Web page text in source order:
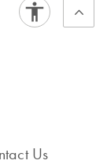
과정을
준비하는
응용 분
분석에
해 생물학
습니다.
Us